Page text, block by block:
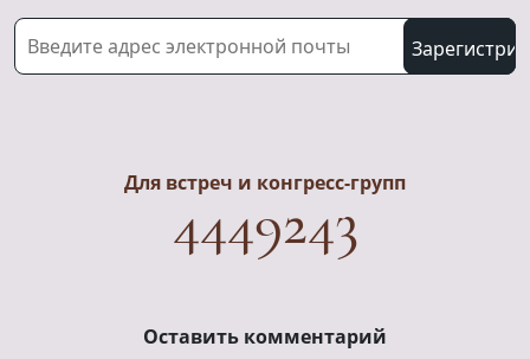
Для встреч и конгресс-групп
4449243
Оставить комментарий